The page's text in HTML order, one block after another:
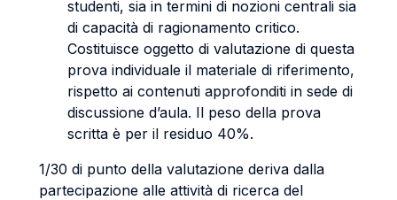
studenti, sia in termini di nozioni centrali sia
di capacità di ragionamento critico.
Costituisce oggetto di valutazione di questa
prova individuale il materiale di riferimento,
rispetto ai contenuti approfonditi in sede di
discussione d’aula. Il peso della prova
scritta è per il residuo 40%.
1/30 di punto della valutazione deriva dalla
partecipazione alle attività di ricerca del